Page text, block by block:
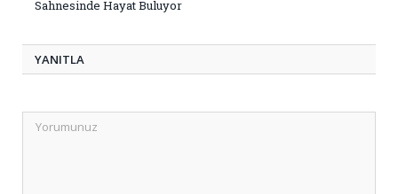
Sahnesinde Hayat Buluyor
YANITLA